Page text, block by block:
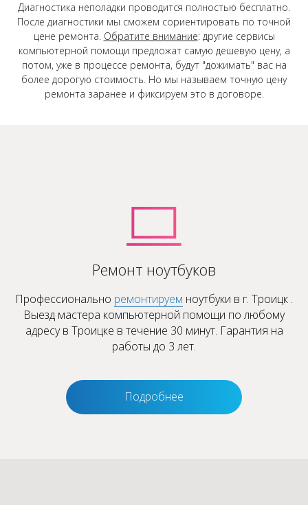
Диагностика неполадки проводится полностью бесплатно.
После диагностики мы сможем сориентировать по точной
цене ремонта. Обратите внимание: другие сервисы
компьютерной помощи предложат самую дешевую цену, а
потом, уже в процессе ремонта, будут "дожимать" вас на
более дорогую стоимость. Но мы называем точную цену
ремонта заранее и фиксируем это в договоре.
Ремонт ноутбуков
Профессионально ремонтируем ноутбуки в г. Троицк .
Выезд мастера компьютерной помощи по любому
адресу в Троицке в течение 30 минут. Гарантия на
работы до 3 лет.
Подробнее